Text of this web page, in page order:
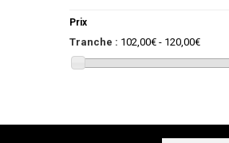
Prix
Tranche : 102,00€ - 120,00€